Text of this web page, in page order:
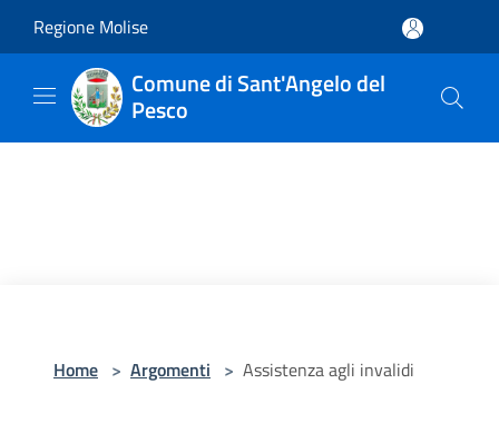
Regione Molise
Comune di Sant'Angelo del
Pesco
Home > Argomenti > Assistenza agli invalidi